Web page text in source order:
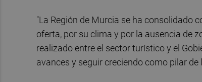
"La Región de Murcia se ha consolidado
oferta, por su clima y por la ausencia de
realizado entre el sector turístico y el
avances y seguir creciendo como pilar